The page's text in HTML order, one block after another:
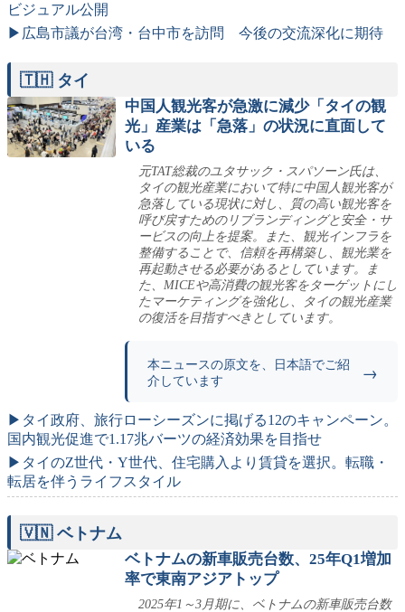
ビジュアル公開
▶広島市議が台湾・台中市を訪問 今後の交流深化に期待
🇹🇭 タイ
中国人観光客が急激に減少「タイの観
光」産業は「急落」の状況に直面して
いる
元TAT総裁のユタサック・スパソーン氏は、
タイの観光産業において特に中国人観光客が
急落している現状に対し、質の高い観光客を
呼び戻すためのリブランディングと安全・サ
ービスの向上を提案。また、観光インフラを
整備することで、信頼を再構築し、観光業を
再起動させる必要があるとしています。ま
た、MICEや高消費の観光客をターゲットにし
たマーケティングを強化し、タイの観光産業
の復活を目指すべきとしています。
本ニュースの原文を、日本語でご紹
介しています
→
▶タイ政府、旅行ローシーズンに掲げる12のキャンペーン。
国内観光促進で1.17兆バーツの経済効果を目指せ
▶タイのZ世代・Y世代、住宅購入より賃貸を選択。転職・
転居を伴うライフスタイル
🇻🇳 ベトナム
ベトナムの新車販売台数、25年Q1増加
率で東南アジアトップ
2025年1～3月期に、ベトナムの新車販売台数